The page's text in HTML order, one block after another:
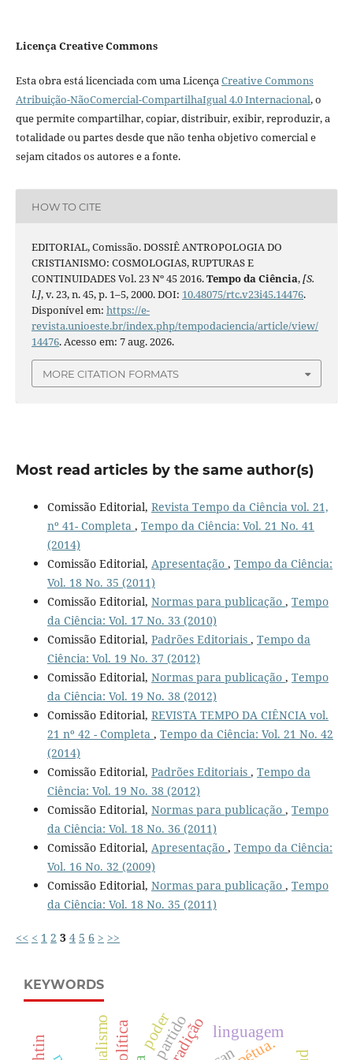
Licença Creative Commons
Esta obra está licenciada com uma LicençaCreative Commons
Atribuição-NãoComercial-CompartilhaIgual 4.0 Internacional, o
que permite compartilhar, copiar, distribuir, exibir, reproduzir, a
totalidade ou partes desde que não tenha objetivo comercial e
sejam citados os autores e a fonte.
HOW TO CITE
EDITORIAL, Comissão. DOSSIÊ ANTROPOLOGIA DO
CRISTIANISMO: COSMOLOGIAS, RUPTURAS E
CONTINUIDADES Vol. 23 Nº 45 2016.Tempo da Ciência,[S.
l.], v. 23, n. 45, p. 1–5, 2000. DOI: 10.48075/rtc.v23i45.14476.
Disponível em: https://e-
revista.unioeste.br/index.php/tempodaciencia/article/view/
14476. Acesso em: 7 aug. 2026.
MORE CITATION FORMATS
Most read articles by the same author(s)
Comissão Editorial, Revista Tempo da Ciência vol. 21,
nº 41- Completa , Tempo da Ciência: Vol. 21 No. 41
(2014)
Comissão Editorial, Apresentação , Tempo da Ciência:
Vol. 18 No. 35 (2011)
Comissão Editorial, Normas para publicação , Tempo
da Ciência: Vol. 17 No. 33 (2010)
Comissão Editorial, Padrões Editoriais , Tempo da
Ciência: Vol. 19 No. 37 (2012)
Comissão Editorial, Normas para publicação , Tempo
da Ciência: Vol. 19 No. 38 (2012)
Comissão Editorial, REVISTA TEMPO DA CIÊNCIA vol.
21 nº 42 - Completa , Tempo da Ciência: Vol. 21 No. 42
(2014)
Comissão Editorial, Padrões Editoriais , Tempo da
Ciência: Vol. 19 No. 38 (2012)
Comissão Editorial, Normas para publicação , Tempo
da Ciência: Vol. 18 No. 36 (2011)
Comissão Editorial, Apresentação , Tempo da Ciência:
Vol. 16 No. 32 (2009)
Comissão Editorial, Normas para publicação , Tempo
da Ciência: Vol. 18 No. 35 (2011)
<< < 1 2 3 4 5 6 > >>
KEYWORDS
linguagem
partido
poder